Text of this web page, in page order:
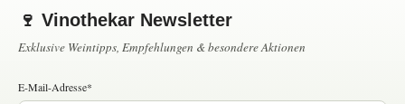
🍷 Vinothekar Newsletter
Exklusive Weintipps, Empfehlungen & besondere Aktionen
E-Mail-Adresse*